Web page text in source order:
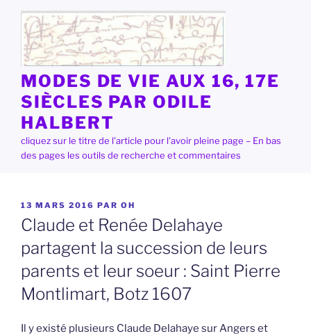
contenu
principal
MODES DE VIE AUX 16, 17E
SIÈCLES PAR ODILE
HALBERT
cliquez sur le titre de l'article pour l'avoir pleine page – En bas
des pages les outils de recherche et commentaires
PUBLIÉ
LE
13 MARS 2016 PAR OH
Claude et Renée Delahaye
partagent la succession de leurs
parents et leur soeur : Saint Pierre
Montlimart, Botz 1607
Il y existé plusieurs Claude Delahaye sur Angers et